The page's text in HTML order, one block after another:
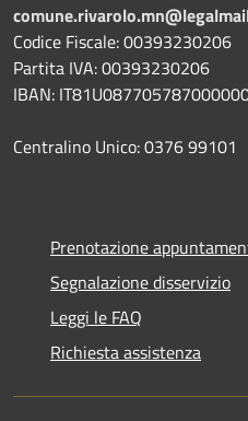
Codice Fiscale: 00393230206
Partita IVA: 00393230206
IBAN:
Centralino Unico: 0376 99101
Prenotazione
Segnalazione disservizio
Leggi le FAQ
Richiesta assistenza